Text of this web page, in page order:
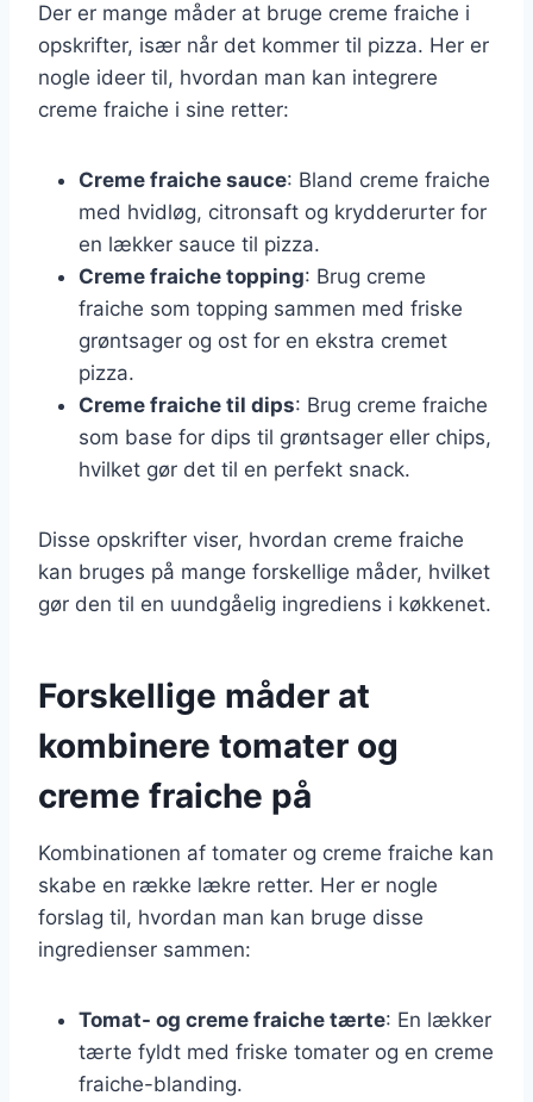
Der er mange måder at bruge creme fraiche i
opskrifter, især når det kommer til pizza. Her er
nogle ideer til, hvordan man kan integrere
creme fraiche i sine retter:
Creme fraiche sauce: Bland creme fraiche
med hvidløg, citronsaft og krydderurter for
en lækker sauce til pizza.
Creme fraiche topping: Brug creme
fraiche som topping sammen med friske
grøntsager og ost for en ekstra cremet
pizza.
Creme fraiche til dips: Brug creme fraiche
som base for dips til grøntsager eller chips,
hvilket gør det til en perfekt snack.
Disse opskrifter viser, hvordan creme fraiche
kan bruges på mange forskellige måder, hvilket
gør den til en uundgåelig ingrediens i køkkenet.
Forskellige måder at
kombinere tomater og
creme fraiche på
Kombinationen af tomater og creme fraiche kan
skabe en række lækre retter. Her er nogle
forslag til, hvordan man kan bruge disse
ingredienser sammen:
Tomat- og creme fraiche tærte: En lækker
tærte fyldt med friske tomater og en creme
fraiche-blanding.